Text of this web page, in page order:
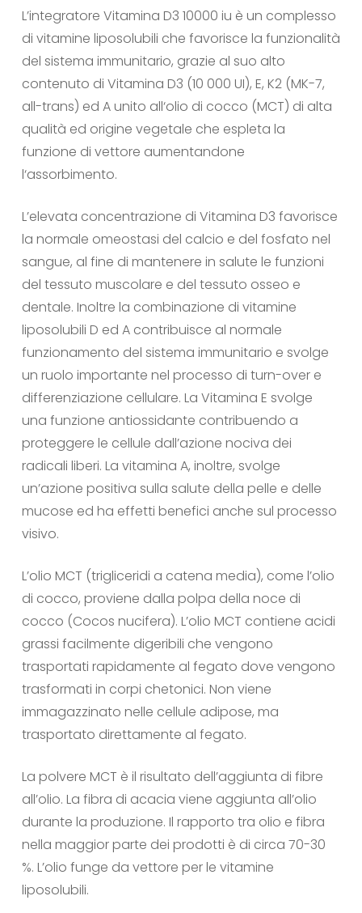
L’integratore Vitamina D3 10000 iu è un complesso
di vitamine liposolubili che favorisce la funzionalità
del sistema immunitario, grazie al suo alto
contenuto di Vitamina D3 (10 000 UI), E, K2 (MK-7,
all-trans) ed A unito all‘olio di cocco (MCT) di alta
qualità ed origine vegetale che espleta la
funzione di vettore aumentandone
l‘assorbimento.
L’elevata concentrazione di Vitamina D3 favorisce
la normale omeostasi del calcio e del fosfato nel
sangue, al fine di mantenere in salute le funzioni
del tessuto muscolare e del tessuto osseo e
dentale. Inoltre la combinazione di vitamine
liposolubili D ed A contribuisce al normale
funzionamento del sistema immunitario e svolge
un ruolo importante nel processo di turn-over e
differenziazione cellulare. La Vitamina E svolge
una funzione antiossidante contribuendo a
proteggere le cellule dall’azione nociva dei
radicali liberi. La vitamina A, inoltre, svolge
un’azione positiva sulla salute della pelle e delle
mucose ed ha effetti benefici anche sul processo
visivo.
L’olio MCT (trigliceridi a catena media), come l’olio
di cocco, proviene dalla polpa della noce di
cocco (Cocos nucifera). L’olio MCT contiene acidi
grassi facilmente digeribili che vengono
trasportati rapidamente al fegato dove vengono
trasformati in corpi chetonici. Non viene
immagazzinato nelle cellule adipose, ma
trasportato direttamente al fegato.
La polvere MCT è il risultato dell’aggiunta di fibre
all’olio. La fibra di acacia viene aggiunta all’olio
durante la produzione. Il rapporto tra olio e fibra
nella maggior parte dei prodotti è di circa 70-30
%. L’olio funge da vettore per le vitamine
liposolubili.